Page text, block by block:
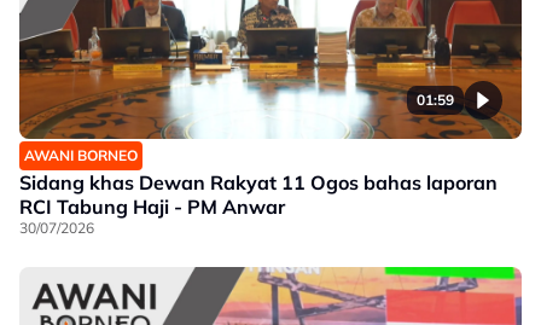
01:59
AWANI BORNEO
Sidang khas Dewan Rakyat 11 Ogos bahas laporan
RCI Tabung Haji - PM Anwar
30/07/2026